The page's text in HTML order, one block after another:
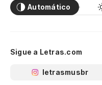
Automático
Sigue a Letras.com
letrasmusbr